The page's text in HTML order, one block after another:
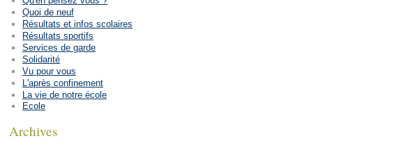
Quoi de neuf
Résultats et infos scolaires
Résultats sportifs
Services de garde
Solidarité
Vu pour vous
L'après confinement
La vie de notre école
Ecole
Archives